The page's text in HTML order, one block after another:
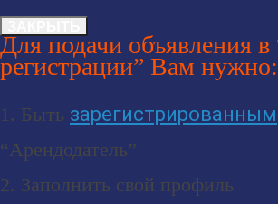
Для подачи объявления
регистрации” Вам нужно:
1. Быть зарегистрированным
“Арендодатель”
2. Заполнить свой профиль